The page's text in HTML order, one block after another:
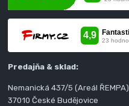
Predajňa & sklad:
Nemanická 437/5 (Areál ŘEMPA)
37010 České Budějovice